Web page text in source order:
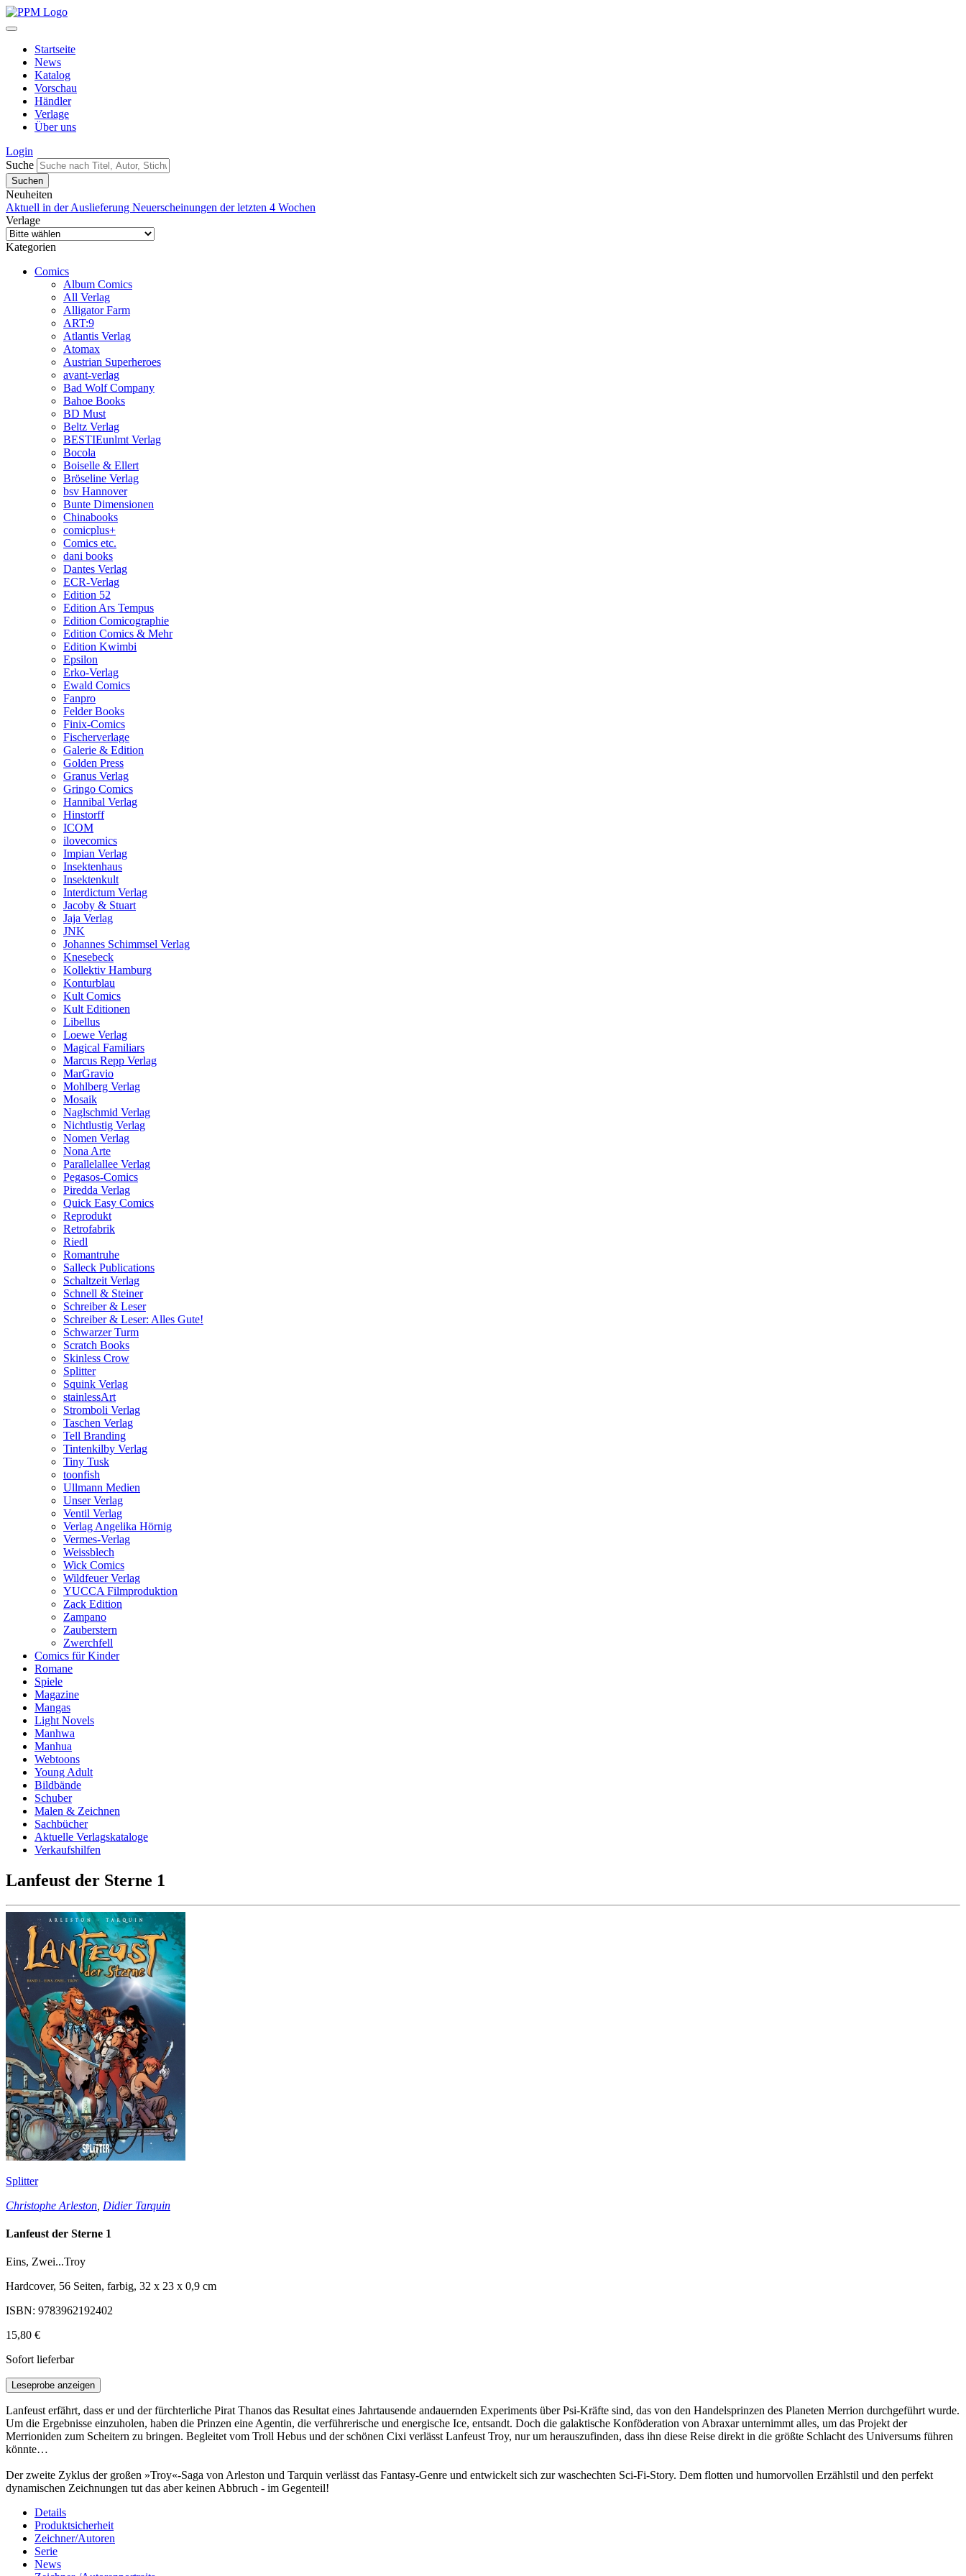
Startseite
News
Katalog
Vorschau
Händler
Verlage
Über uns
Login
Suche
Neuheiten
Aktuell in der Auslieferung Neuerscheinungen der letzten 4 Wochen
Verlage
Kategorien
Comics
Album Comics
All Verlag
Alligator Farm
ART:9
Atlantis Verlag
Atomax
Austrian Superheroes
avant-verlag
Bad Wolf Company
Bahoe Books
BD Must
Beltz Verlag
BESTIEunlmt Verlag
Bocola
Boiselle & Ellert
Bröseline Verlag
bsv Hannover
Bunte Dimensionen
Chinabooks
comicplus+
Comics etc.
dani books
Dantes Verlag
ECR-Verlag
Edition 52
Edition Ars Tempus
Edition Comicographie
Edition Comics & Mehr
Edition Kwimbi
Epsilon
Erko-Verlag
Ewald Comics
Fanpro
Felder Books
Finix-Comics
Fischerverlage
Galerie & Edition
Golden Press
Granus Verlag
Gringo Comics
Hannibal Verlag
Hinstorff
ICOM
ilovecomics
Impian Verlag
Insektenhaus
Insektenkult
Interdictum Verlag
Jacoby & Stuart
Jaja Verlag
JNK
Johannes Schimmsel Verlag
Knesebeck
Kollektiv Hamburg
Konturblau
Kult Comics
Kult Editionen
Libellus
Loewe Verlag
Magical Familiars
Marcus Repp Verlag
MarGravio
Mohlberg Verlag
Mosaik
Naglschmid Verlag
Nichtlustig Verlag
Nomen Verlag
Nona Arte
Parallelallee Verlag
Pegasos-Comics
Piredda Verlag
Quick Easy Comics
Reprodukt
Retrofabrik
Riedl
Romantruhe
Salleck Publications
Schaltzeit Verlag
Schnell & Steiner
Schreiber & Leser
Schreiber & Leser: Alles Gute!
Schwarzer Turm
Scratch Books
Skinless Crow
Splitter
Squink Verlag
stainlessArt
Stromboli Verlag
Taschen Verlag
Tell Branding
Tintenkilby Verlag
Tiny Tusk
toonfish
Ullmann Medien
Unser Verlag
Ventil Verlag
Verlag Angelika Hörnig
Vermes-Verlag
Weissblech
Wick Comics
Wildfeuer Verlag
YUCCA Filmproduktion
Zack Edition
Zampano
Zauberstern
Zwerchfell
Comics für Kinder
Romane
Spiele
Magazine
Mangas
Light Novels
Manhwa
Manhua
Webtoons
Young Adult
Bildbände
Schuber
Malen & Zeichnen
Sachbücher
Aktuelle Verlagskataloge
Verkaufshilfen
Lanfeust der Sterne 1
Splitter
Christophe Arleston Didier Tarquin
Lanfeust der Sterne 1
Eins, Zwei...Troy
Hardcover, 56 Seiten, farbig, 32 x 23 x 0,9 cm
ISBN: 9783962192402
15,80 €
Sofort lieferbar
Leseprobe anzeigen
Lanfeust erfährt, dass er und der fürchterliche Pirat Thanos das Resultat eines Jahrtausende andauernden Experiments über Psi-Kräfte sind, das von den Handelsprinzen des Planeten Merrion durchgeführt wurde.
Um die Ergebnisse einzuholen, haben die Prinzen eine Agentin, die verführerische und energische Ice, entsandt. Doch die galaktische Konföderation von Abraxar unternimmt alles, um das Projekt der
Merrioniden zum Scheitern zu bringen. Begleitet vom Troll Hebus und der schönen Cixi verlässt Lanfeust Troy, nur um herauszufinden, dass ihn diese Reise direkt in die größte Schlacht des Universums führen
könnte…
Der zweite Zyklus der großen »Troy«-Saga von Arleston und Tarquin verlässt das Fantasy-Genre und entwickelt sich zur waschechten Sci-Fi-Story. Dem flotten und humorvollen Erzählstil und den perfekt
dynamischen Zeichnungen tut das aber keinen Abbruch - im Gegenteil!
Details
Produktsicherheit
Zeichner/Autoren
Serie
News